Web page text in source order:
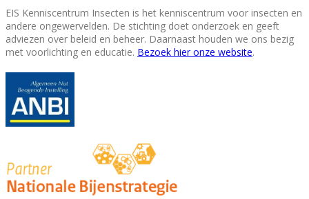
EIS Kenniscentrum Insecten is het kenniscentrum voor insecten en
andere ongewervelden. De stichting doet onderzoek en geeft
adviezen over beleid en beheer. Daarnaast houden we ons bezig
met voorlichting en educatie. Bezoek hier onze website.